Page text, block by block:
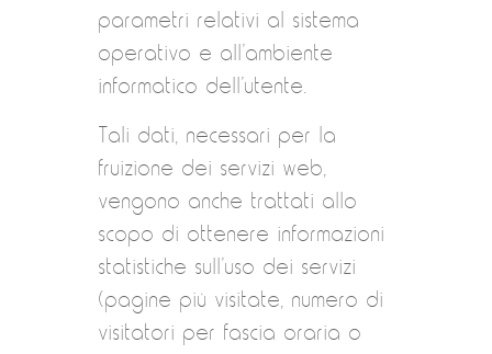
parametri relativi al sistema
operativo e all’ambiente
informatico dell’utente.
Tali dati, necessari per la
fruizione dei servizi web,
vengono anche trattati allo
scopo di ottenere informazioni
statistiche sull’uso dei servizi
(pagine più visitate, numero di
visitatori per fascia oraria o